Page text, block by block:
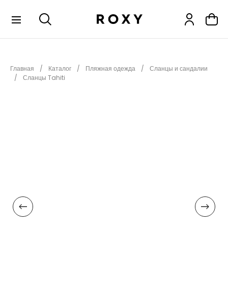
НОВИНКИ
АКСЕССУАРЫ
Главная Каталог Пляжная одежда
Сланцы и сандалии
Сланцы Tahiti